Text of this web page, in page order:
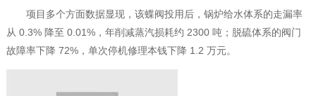
项目多个方面数据显现，该蝶阀投用后，锅炉给水体系的走漏率
从 0.3% 降至 0.01%，年削减蒸汽损耗约 2300 吨；脱硫体系的阀门
故障率下降 72%，单次停机修理本钱下降 1.2 万元。